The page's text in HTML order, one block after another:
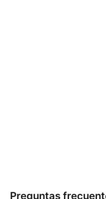
Preguntas